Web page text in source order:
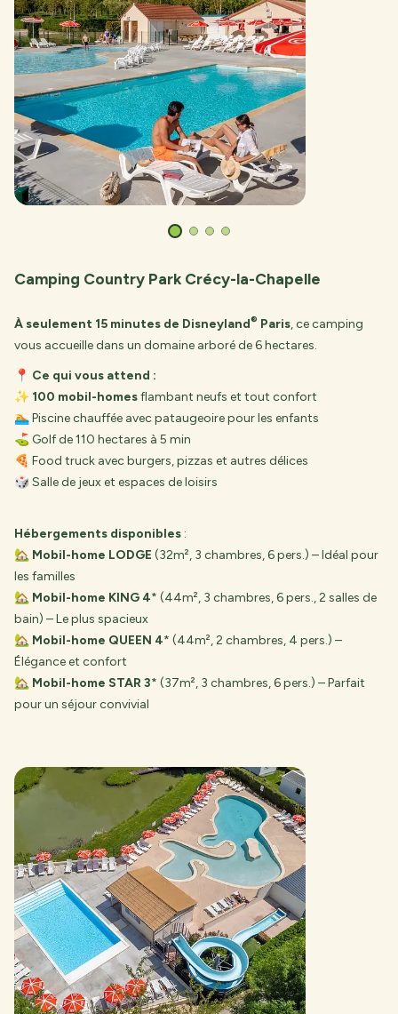
Camping Country Park Crécy-la-Chapelle
À seulement 15 minutes de Disneyland® Paris, ce camping
vous accueille dans un domaine arboré de 6 hectares.
📍 Ce qui vous attend :
✨ 100 mobil-homesflambant neufs et tout confort
🏊 Piscine chauffée avec pataugeoire pour les enfants
⛳ Golf de 110 hectares à 5 min
🍕 Food truck avec burgers, pizzas et autres délices
🎲 Salle de jeux et espaces de loisirs
Hébergements disponibles :
🏡 Mobil-home LODGE (32m², 3 chambres, 6 pers.) – Idéal pour
les familles
🏡 Mobil-home KING 4* (44m², 3 chambres, 6 pers., 2 salles de
bain) – Le plus spacieux
🏡 Mobil-home QUEEN 4* (44m², 2 chambres, 4 pers.) –
Élégance et confort
🏡 Mobil-home STAR 3* (37m², 3 chambres, 6 pers.) – Parfait
pour un séjour convivial